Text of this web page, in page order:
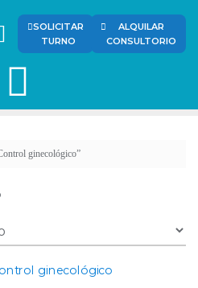
SOLICITAR
TURNO
ALQUILAR
CONSULTORIO
ginecológico”